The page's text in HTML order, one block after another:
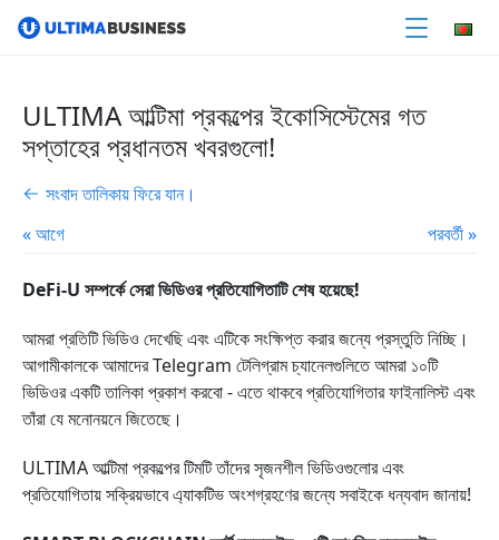
ULTIMA আল্টিমা প্রকল্পের ইকোসিস্টেমের গত
সপ্তাহের প্রধানতম খবরগুলো!
সংবাদ তালিকায় ফিরে যান।
« আগে
পরবর্তী »
DeFi-U সম্পর্কে সেরা ভিডিওর প্রতিযোগিতাটি শেষ হয়েছে!
আমরা প্রতিটি ভিডিও দেখেছি এবং এটিকে সংক্ষিপ্ত করার জন্যে প্রস্তুতি নিচ্ছি।
আগামীকালকে আমাদের Telegram টেলিগ্রাম চ্যানেলগুলিতে আমরা ১০টি
ভিডিওর একটি তালিকা প্রকাশ করবো - এতে থাকবে প্রতিযোগিতার ফাইনালিস্ট এবং
তাঁরা যে মনোনয়নে জিতেছে।
ULTIMA আল্টিমা প্রকল্পের টিমটি তাঁদের সৃজনশীল ভিডিওগুলোর এবং
প্রতিযোগিতায় সক্রিয়ভাবে এ্যাকটিভ অংশগ্রহণের জন্যে সবাইকে ধন্যবাদ জানায়!